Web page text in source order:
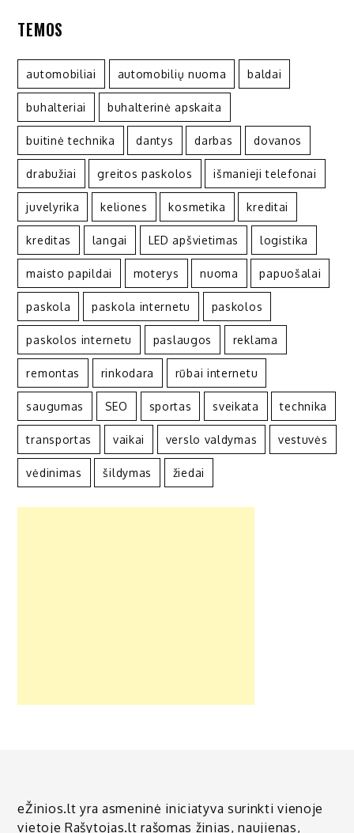
TEMOS
automobiliai automobilių nuoma baldai
buhalteriai buhalterinė apskaita
buitinė technika dantys darbas dovanos
drabužiai greitos paskolos išmanieji telefonai
juvelyrika keliones kosmetika kreditai
kreditas langai LED apšvietimas logistika
maisto papildai moterys nuoma papuošalai
paskola paskola internetu paskolos
paskolos internetu paslaugos reklama
remontas rinkodara rūbai internetu
saugumas SEO sportas sveikata technika
transportas vaikai verslo valdymas vestuvės
vėdinimas šildymas žiedai
eŽinios.lt yra asmeninė iniciatyva surinkti vienoje
vietoje Rašytojas.lt rašomas žinias, naujienas,